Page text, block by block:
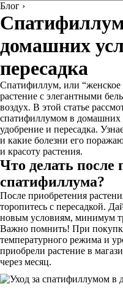
Блог ›
домашних
пересадка
Спатифиллум, или “женское
растение с элегантными
воздух. В этой статье
спатифиллумом в домашних
удобрение и пересадка.
и какие болезни его
и красоту растения.
Что делать после
спатифиллума?
После приобретения
торопитесь с пересадкой.
новым условиям, минимум
Важно помнить! При
температурного режима и
приобрели растение в
через месяц.